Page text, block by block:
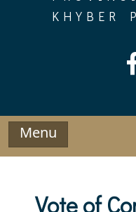
KHYBER
Menu
Vote of